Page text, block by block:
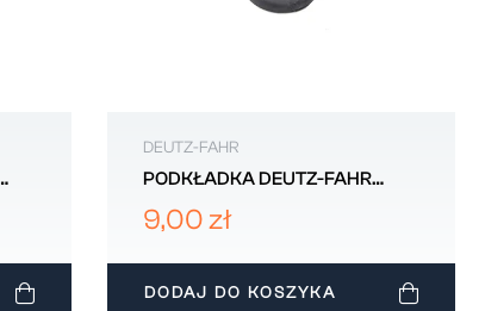
DEUTZ-FAHR
PODKŁADKA DEUTZ-FAHR
04411716
9,00 zł
DODAJ DO KOSZYKA